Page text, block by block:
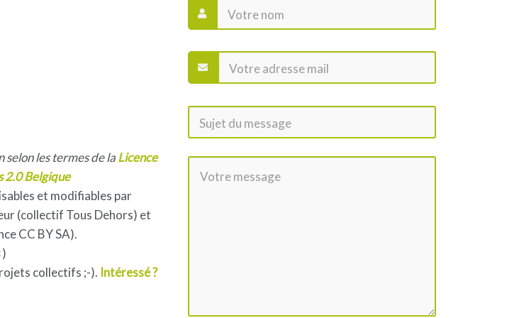
selon les termes de laLicence
2.0 Belgique
et modifiables par
(collectif Tous Dehors) et
CC BY SA).
collectifs ;-). Intéressé ?